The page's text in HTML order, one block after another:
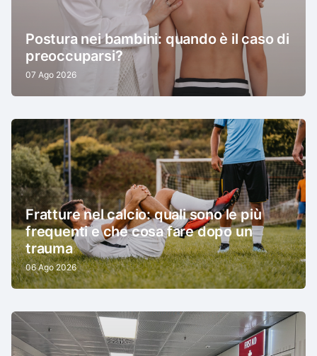
Postura nei bambini: quando è il caso di
preoccuparsi?
07 Ago 2026
Fratture nel calcio: quali sono le più
frequenti e che cosa fare dopo un
trauma
06 Ago 2026